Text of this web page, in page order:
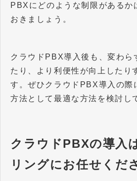
PBXにどのような制限があるか
おきましょう。
クラウドPBX導入後も、変わら
たり、より利便性が向上したり
す。ぜひクラウドPBX導入の際
方法として最適な方法を検討し
クラウドPBXの導入
リングにお任せくだ